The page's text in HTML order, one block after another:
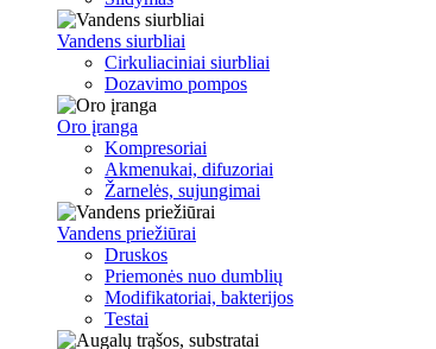
Vandens siurbliai
Cirkuliaciniai siurbliai
Dozavimo pompos
Oro įranga
Kompresoriai
Akmenukai, difuzoriai
Žarnelės, sujungimai
Vandens priežiūrai
Druskos
Priemonės nuo dumblių
Modifikatoriai, bakterijos
Testai